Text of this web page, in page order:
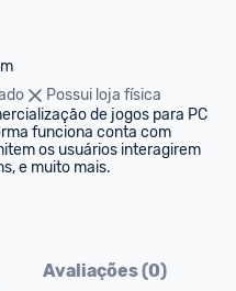
Possui loja física
de jogos para PC
funciona conta com
os usuários interagirem
e muito mais.
Avaliações (0)